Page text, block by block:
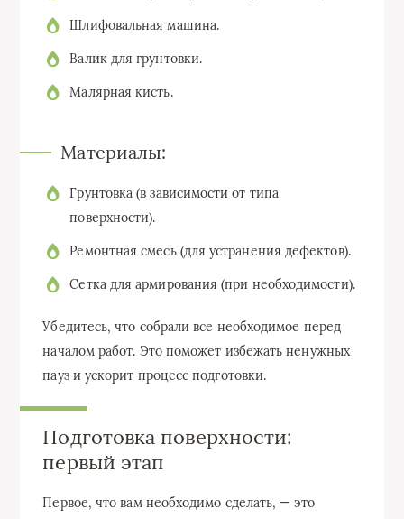
Шлифовальная машина.
Валик для грунтовки.
Малярная кисть.
Материалы:
Грунтовка (в зависимости от типа
поверхности).
Ремонтная смесь (для устранения дефектов).
Сетка для армирования (при необходимости).
Убедитесь, что собрали все необходимое перед
началом работ. Это поможет избежать ненужных
пауз и ускорит процесс подготовки.
Подготовка поверхности:
первый этап
Первое, что вам необходимо сделать, — это